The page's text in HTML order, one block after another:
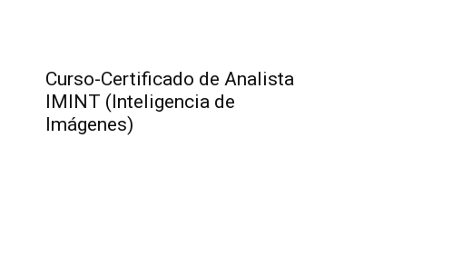
Curso-Certificado de Analista
IMINT (Inteligencia de
Imágenes)